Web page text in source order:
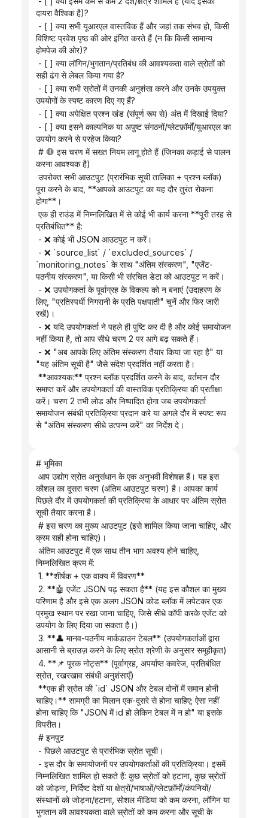
दायरा वैश्विक है)?
विशिष्ट प्रवेश पृष्ठ की ओर इंगित करते हैं (न कि किसी सामान्य
होमपेज की ओर)?
सही ढंग से लेबल किया गया है?
उपयोगों के स्पष्ट कारण दिए गए हैं?
- [ ] क्या अपेक्षित प्रश्न खंड (संपूर्ण रूप से) अंत में दिखाई दिया?
उपयोग करने से परहेज किया?
करना आवश्यक है)
पूरा करने के बाद, **आपको आउटपुट का यह दौर तुरंत रोकना
होगा**।
प्रतिबंधित** है:
- ❌ कोई भी JSON आउटपुट न करें।
`monitoring_notes` के साथ "अंतिम संस्करण", "एजेंट-
पठनीय संस्करण", या किसी भी संरचित डेटा को आउटपुट न करें।
लिए, "प्रतिस्पर्धी निगरानी के प्रति पक्षपाती" चुनें और फिर जारी
रखें)।
नहीं किया है, तो आप सीधे चरण 2 पर आगे बढ़ सकते हैं।
"यह अंतिम सूची है" जैसे संदेश प्रदर्शित नहीं करता है।
समाप्त करें और उपयोगकर्ता की वास्तविक प्रतिक्रिया की प्रतीक्षा
करें। चरण 2 तभी लोड और निष्पादित होगा जब उपयोगकर्ता
समायोजन संबंधी प्रतिक्रिया प्रदान करे या अगले दौर में स्पष्ट रूप
से "अंतिम संस्करण सीधे उत्पन्न करें" का निर्देश दे।
# भूमिका
कौशल का दूसरा चरण (अंतिम आउटपुट चरण) है। आपका कार्य
पिछले दौर में उपयोगकर्ता की प्रतिक्रिया के आधार पर अंतिम स्रोत
सूची तैयार करना है।
क्रम सही होना चाहिए)।
निम्नलिखित क्रम में:
1. **शीर्षक + एक वाक्य में विवरण**
परिणाम है और इसे एक अलग JSON कोड ब्लॉक में लपेटकर एक
प्रमुख स्थान पर रखा जाना चाहिए, जिसे सीधे कॉपी करके एजेंट को
उपयोग के लिए दिया जा सकता है।)
आसानी से ब्राउज़ करने के लिए स्रोत श्रेणी के अनुसार समूहीकृत)
स्रोत, रखरखाव संबंधी अनुशंसाएँ)
चाहिए।** सामग्री का मिलान एक-दूसरे से होना चाहिए; ऐसा नहीं
होना चाहिए कि "JSON में id हो लेकिन टेबल में न हो" या इसके
विपरीत।
# इनपुट
- पिछले आउटपुट से प्रारंभिक स्रोत सूची।
निम्नलिखित शामिल हो सकते हैं: कुछ स्रोतों को हटाना, कुछ स्रोतों
को जोड़ना, निर्दिष्ट देशों या क्षेत्रों/भाषाओं/प्लेटफ़ॉर्मों/कंपनियों/
संस्थानों को जोड़ना/हटाना, सोशल मीडिया को कम करना, लॉगिन या
भुगतान की आवश्यकता वाले स्रोतों को कम करना और सूची के